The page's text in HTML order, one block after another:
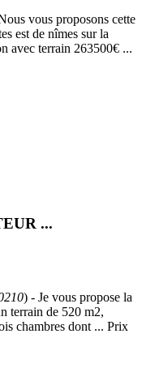
vous proposons cette
est de nîmes sur la
avec terrain 263500€ ...
...
) - Je vous propose la
terrain de 520 m2,
chambres dont ... Prix